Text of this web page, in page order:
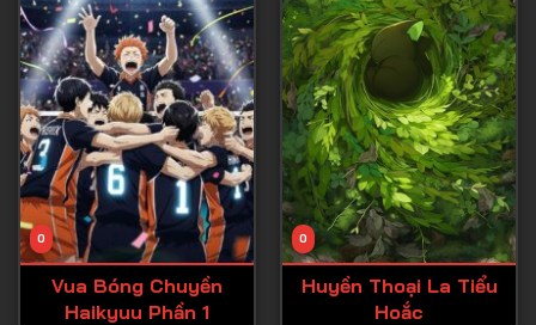
Tập 9
Tập 10
Tập 11
Tập 12
Tập 13
Tập 14
Tập 15
0
Vua Bóng Chuyền
Haikyuu Phần 1
0
Huyền Thoại La Tiểu
Hoắc